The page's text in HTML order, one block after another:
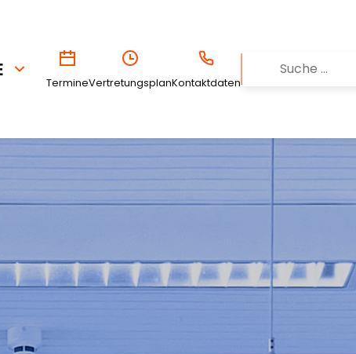
TermineVertretungsplanKontaktdaten